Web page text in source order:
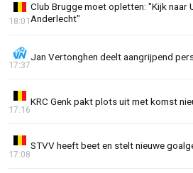
Club Brugge moet opletten: "Kijk naar
Anderlecht"
18:01
Jan Vertonghen deelt aangrijpend
17:37
KRC Genk pakt plots uit met komst
17:16
STVV heeft beet en stelt nieuwe
17:08